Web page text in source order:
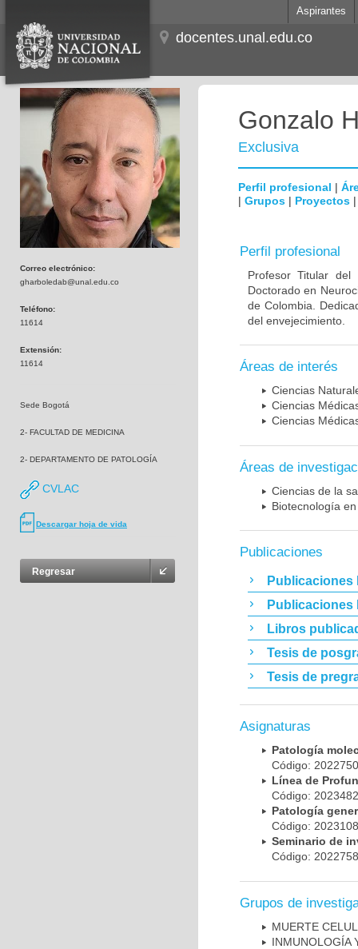
Aspirantes
docentes.unal.edu.co
Correo electrónico:
gharboledab@unal.edu.co
Teléfono:
11614
Extensión:
11614
Sede Bogotá
2- FACULTAD DE MEDICINA
2- DEPARTAMENTO DE PATOLOGÍA
CVLAC
Descargar hoja de vida
Regresar
Gonzalo
Exclusiva
Perfil profesional |
| Grupos | Proyectos
Perfil profesional
Profesor Titular
Doctorado en
de Colombia.
del envejecimiento.
Áreas de interés
Ciencias
Ciencias
Ciencias
Áreas de
Ciencias de la
Biotecnología
Publicaciones
Publicaciones
Publicaciones
Libros
Tesis de
Tesis de
Asignaturas
Patología
Código:
Línea de
Código:
Patología
Código:
Seminario de
Código:
Grupos de
MUERTE
INMUNOLOGÍA